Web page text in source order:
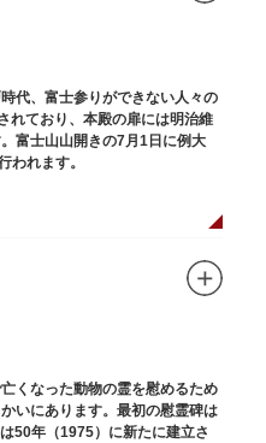
代、富士参りができない人々の
れており、本殿の扉には明治維
富士山山開きの7月1日に例大
われます。
くなった動物の霊を慰めるため
いにあります。最初の慰霊碑は
50年（1975）に新たに建立さ